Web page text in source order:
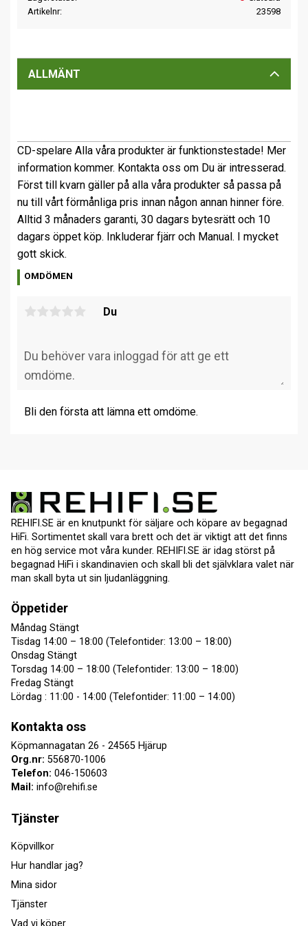
Artikelnr
23598
ALLMÄNT
CD-spelare Alla våra produkter är funktionstestade! Mer
information kommer. Kontakta oss om Du är intresserad.
Först till kvarn gäller på alla våra produkter så passa på
nu till vårt förmånliga pris innan någon annan hinner före.
Alltid 3 månaders garanti, 30 dagars bytesrätt och 10
dagars öppet köp. Inkluderar fjärr och Manual. I mycket
gott skick.
OMDÖMEN
Du
Bli den första att lämna ett omdöme.
REHIFI.SE är en knutpunkt för säljare och köpare av begagnad
HiFi. Sortimentet skall vara brett och det är viktigt att det finns
en hög service mot våra kunder. REHIFI.SE är idag störst på
begagnad HiFi i skandinavien och skall bli det självklara valet när
man skall byta ut sin ljudanläggning.
Öppetider
Måndag Stängt
Tisdag 14:00 – 18:00 (Telefontider: 13:00 – 18:00)
Onsdag Stängt
Torsdag 14:00 – 18:00 (Telefontider: 13:00 – 18:00)
Fredag Stängt
Lördag : 11:00 - 14:00 (Telefontider: 11:00 – 14:00)
Kontakta oss
Köpmannagatan 26 - 24565 Hjärup
Org.nr: 556870-1006
Telefon: 046-150603
Mail: info@rehifi.se
Tjänster
Köpvillkor
Hur handlar jag?
Mina sidor
Tjänster